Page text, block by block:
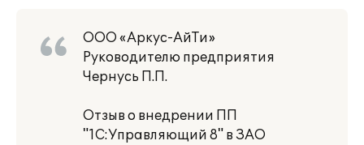
ООО «Аркус-АйТи»
Руководителю предприятия
Чернусь П.П.
Отзыв о внедрении ПП
"1С:Управляющий 8" в ЗАО